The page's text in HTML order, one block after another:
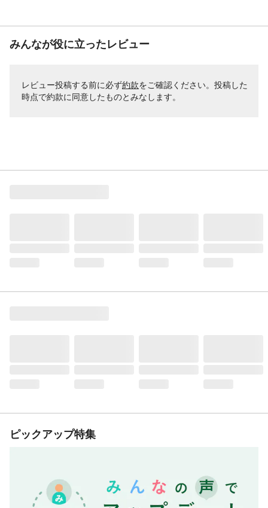
みんなが役に立ったレビュー
レビュー投稿する前に必ず約款をご確認ください。投稿した
時点で約款に同意したものとみなします。
ピックアップ特集